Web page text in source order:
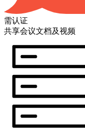
需认证
共享会议文档及视频